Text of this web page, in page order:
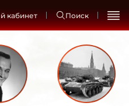
кабинет Поиск